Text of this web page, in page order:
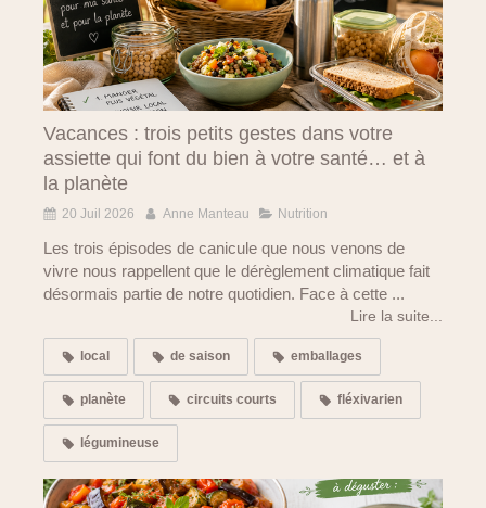
Vacances : trois petits gestes dans votre
assiette qui font du bien à votre santé… et à
la planète
20 Juil 2026 Anne Manteau Nutrition
Les trois épisodes de canicule que nous venons de
vivre nous rappellent que le dérèglement climatique fait
désormais partie de notre quotidien. Face à cette ...
Lire la suite...
local de saison emballages
planète circuits courts fléxivarien
légumineuse